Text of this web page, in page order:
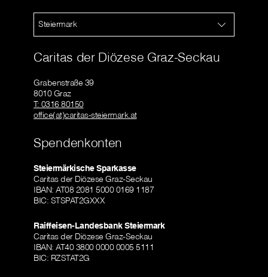
Steiermark
Caritas der Diözese Graz-Seckau
Grabenstraße 39
8010 Graz
T: 0316 80150
office(at)caritas-steiermark.at
Spendenkonten
Steiermärkische Sparkasse
Caritas der Diözese Graz-Seckau
IBAN: AT08 2081 5000 0169 1187
BIC: STSPAT2GXXX
Raiffeisen-Landesbank Steiermark
Caritas der Diözese Graz-Seckau
IBAN: AT40 3800 0000 0005 5111
BIC: RZSTAT2G